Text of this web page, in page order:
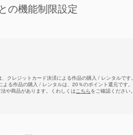
の機能制限設定
クレジットカード決済による作品の購入 / レンタルです。
る作品の購入 / レンタルは、20％のポイント還元です。
や商品があります。くわしくはこちらをご確認ください。